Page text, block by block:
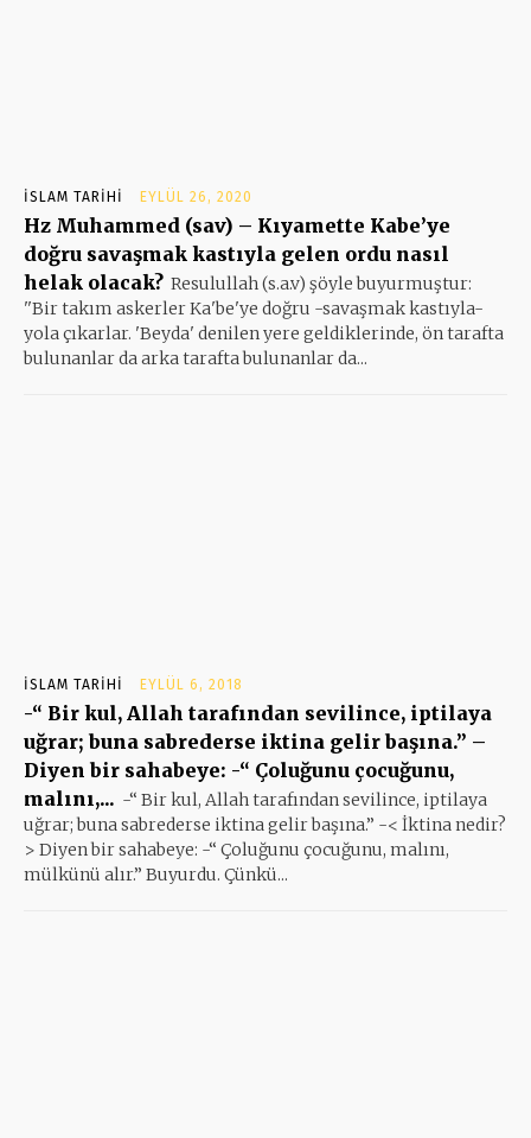
İSLAM TARIHI EYLÜL 26, 2020
Hz Muhammed (sav) – Kıyamette Kabe’ye
doğru savaşmak kastıyla gelen ordu nasıl
helak olacak? Resulullah (s.a.v) şöyle buyurmuştur:
''Bir takım askerler Ka'be'ye doğru -savaşmak kastıyla-
yola çıkarlar. 'Beyda' denilen yere geldiklerinde, ön tarafta
bulunanlar da arka tarafta bulunanlar da...
İSLAM TARIHI EYLÜL 6, 2018
-“ Bir kul, Allah tarafından sevilince, iptilaya
uğrar; buna sabrederse iktina gelir başına.” –
Diyen bir sahabeye: -“ Çoluğunu çocuğunu,
malını,... -“ Bir kul, Allah tarafından sevilince, iptilaya
uğrar; buna sabrederse iktina gelir başına.” -< İktina nedir?
> Diyen bir sahabeye: -“ Çoluğunu çocuğunu, malını,
mülkünü alır.” Buyurdu. Çünkü...